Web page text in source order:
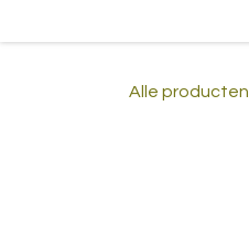
Alle producten